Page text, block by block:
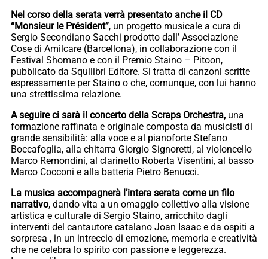
Nel corso della serata verrà presentato anche il CD
“Monsieur le Président”, un progetto musicale a cura di
Sergio Secondiano Sacchi prodotto dall’ Associazione
Cose di Amilcare (Barcellona), in collaborazione con il
Festival Shomano e con il Premio Staino – Pitoon,
pubblicato da Squilibri Editore. Si tratta di canzoni scritte
espressamente per Staino o che, comunque, con lui hanno
una strettissima relazione.
A seguire ci sarà il concerto della Scraps Orchestra, una
formazione raffinata e originale composta da musicisti di
grande sensibilità: alla voce e al pianoforte Stefano
Boccafoglia, alla chitarra Giorgio Signoretti, al violoncello
Marco Remondini, al clarinetto Roberta Visentini, al basso
Marco Cocconi e alla batteria Pietro Benucci.
La musica accompagnerà l’intera serata come un filo
narrativo, dando vita a un omaggio collettivo alla visione
artistica e culturale di Sergio Staino, arricchito dagli
interventi del cantautore catalano Joan Isaac e da ospiti a
sorpresa , in un intreccio di emozione, memoria e creatività
che ne celebra lo spirito con passione e leggerezza.